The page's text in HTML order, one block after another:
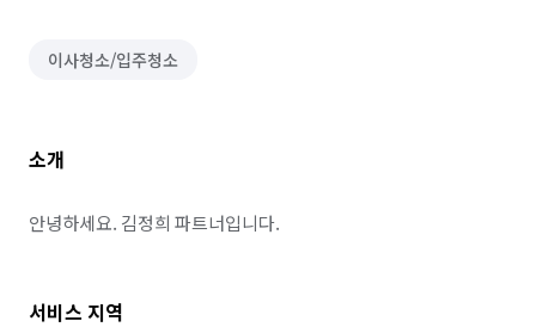
이사청소/입주청소
소개
안녕하세요. 김정희 파트너입니다.
서비스 지역